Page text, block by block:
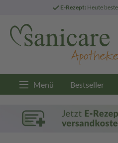
E-Rezept: Heute
Menü Bestseller